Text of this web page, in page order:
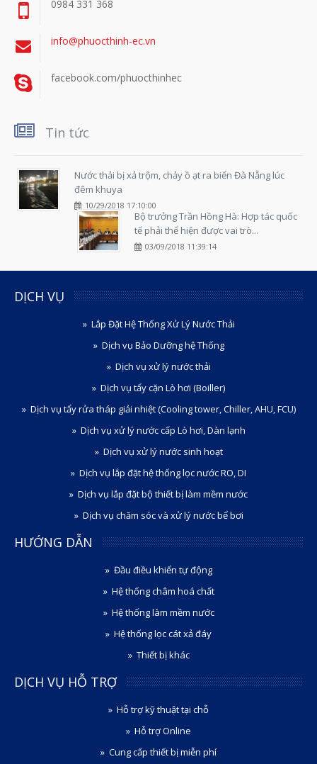
0984 331 368
info@phuocthinh-ec.vn
facebook.com/phuocthinhec
Tin tức
Nước thải bị xả trộm, chảy ồ ạt ra biển Đà Nẵng lúc
đêm khuya
10/29/2018 17:10:00
Bộ trưởng Trần Hồng Hà: Hợp tác quốc
tế phải thể hiện được vai trò...
03/09/2018 11:39:14
DỊCH VỤ
Lắp Đặt Hệ Thống Xử Lý Nước Thải
Dịch vụ Bảo Dưỡng hệ Thống
Dịch vụ xử lý nước thải
Dịch vụ tẩy cặn Lò hơi (Boiller)
Dịch vụ tẩy rửa tháp giải nhiệt (Cooling tower, Chiller, AHU, FCU)
Dịch vụ xử lý nước cấp Lò hơi, Dàn lạnh
Dịch vụ xử lý nước sinh hoạt
Dịch vụ lắp đặt hệ thống lọc nước RO, DI
Dịch vụ lắp đặt bộ thiết bị làm mềm nước
Dịch vụ chăm sóc và xử lý nước bể bơi
HƯỚNG DẪN
Đầu điều khiển tự động
Hệ thống châm hoá chất
Hệ thống làm mềm nước
Hệ thống lọc cát xả đáy
Thiết bị khác
DỊCH VỤ HỖ TRỢ
Hỗ trợ kỹ thuật tại chỗ
Hỗ trợ Online
Cung cấp thiết bị miễn phí